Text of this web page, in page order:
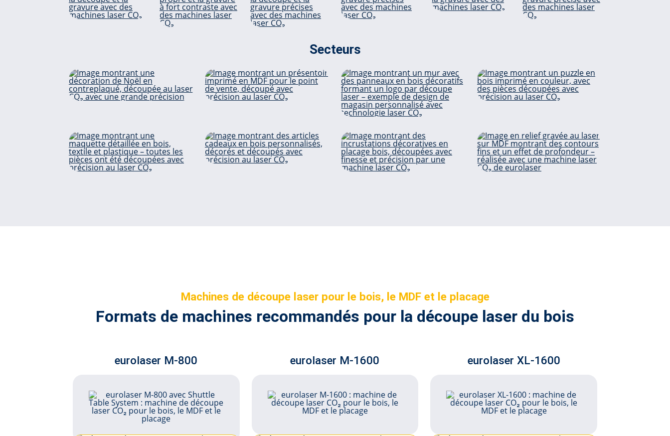
balsa
MDF Multiplex
naturel
Placage
Secteurs
Les plaisirs de
Noël
Affichages POS
Design de la
boutique
Jouets
Machines de découpe laser pour le bois, le MDF et le placage
Formats de machines recommandés pour la découpe laser du bois
eurolaser M-800 eurolaser M-1600 eurolaser XL-1600